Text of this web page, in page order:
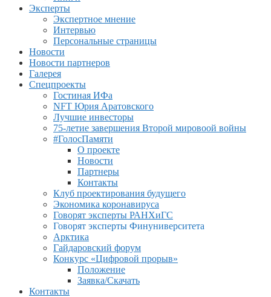
Эксперты
Экспертное мнение
Интервью
Персональные страницы
Новости
Новости партнеров
Галерея
Спецпроекты
Гостиная ИФа
NFT Юрия Аратовского
Лучшие инвесторы
75-летие завершения Второй мировоой войны
#ГолосПамяти
О проекте
Новости
Партнеры
Контакты
Клуб проектирования будущего
Экономика коронавируса
Говорят эксперты РАНХиГС
Говорят эксперты Финуниверситета
Арктика
Гайдаровский форум
Конкурс «Цифровой прорыв»
Положение
Заявка/Скачать
Контакты